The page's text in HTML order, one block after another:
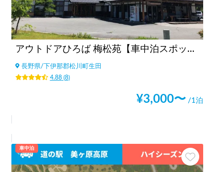
アウトドアひろば 梅松苑【車中泊スポット駐車場エリア🚐】
長野県/ 下伊那郡松川町生田
4.88(8)
¥3,000〜 /1泊
車中泊